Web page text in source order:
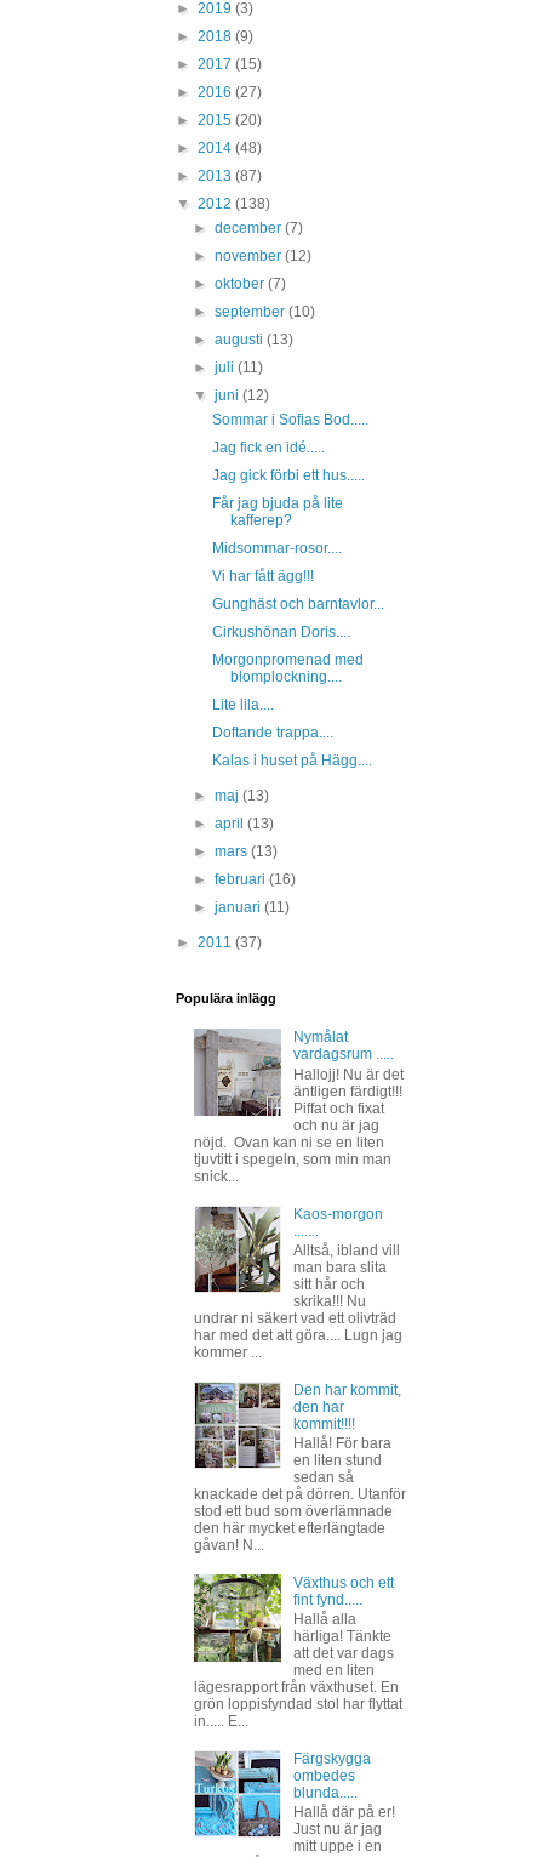
► 2019 (3)
► 2018 (9)
► 2017 (15)
► 2016 (27)
► 2015 (20)
► 2014 (48)
► 2013 (87)
▼ 2012 (138)
►december(7)
►november(12)
►oktober(7)
►september(10)
►augusti(13)
►juli(11)
▼juni(12)
Sommar i Sofias Bod.....
Jag fick en idé.....
Jag gick förbi ett hus.....
Får jag bjuda på lite
kafferep?
Midsommar-rosor....
Vi har fått ägg!!!
Gunghäst och barntavlor...
Cirkushönan Doris....
Morgonpromenad med
blomplockning....
Lite lila....
Doftande trappa....
Kalas i huset på Hägg....
►maj(13)
►april(13)
►mars(13)
►februari(16)
►januari(11)
► 2011 (37)
Populära inlägg
Nymålat
vardagsrum .....
Hallojj! Nu är det
äntligen färdigt!!!
Piffat och fixat
och nu är jag
nöjd. Ovan kan ni se en liten
tjuvtitt i spegeln, som min man
snick...
Kaos-morgon
Alltså, ibland vill
man bara slita
sitt hår och
skrika!!! Nu
undrar ni säkert vad ett olivträd
har med det att göra.... Lugn jag
kommer ...
Den har kommit,
den har
kommit!!!!
Hallå! För bara
en liten stund
sedan så
knackade det på dörren. Utanför
stod ett bud som överlämnade
den här mycket efterlängtade
gåvan! N...
Växthus och ett
fint fynd.....
Hallå alla
härliga! Tänkte
att det var dags
med en liten
lägesrapport från växthuset. En
grön loppisfyndad stol har flyttat
in..... E...
Färgskygga
ombedes
blunda.....
Hallå där på er!
Just nu är jag
mitt uppe i en